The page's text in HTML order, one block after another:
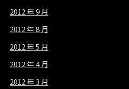
2012 年 9 月
2012 年 8 月
2012 年 5 月
2012 年 4 月
2012 年 3 月